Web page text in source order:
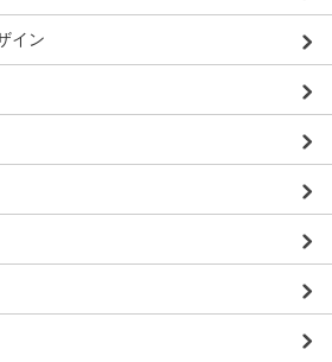
イン